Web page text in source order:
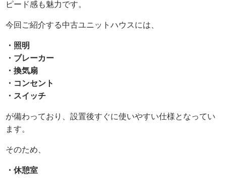
ピード感も魅力です。
今回ご紹介する中古ユニットハウスには、
・照明
・ブレーカー
・換気扇
・コンセント
・スイッチ
が備わっており、設置後すぐに使いやすい仕様となってい
ます。
そのため、
・休憩室